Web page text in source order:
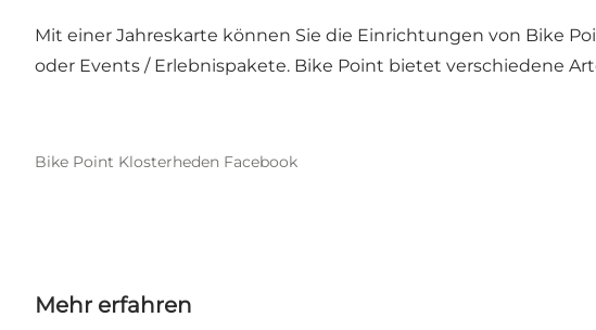
Mit einer Jahreskarte können Sie die Einrichtungen von Bike
oder Events / Erlebnispakete. Bike Point bietet verschiedene
Bike Point Klosterheden Facebook
Mehr erfahren